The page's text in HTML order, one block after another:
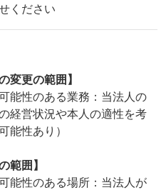
ください
変更の範囲】
能性のある業務：当法人の
経営状況や本人の適性を考
能性あり）
範囲】
能性のある場所：当法人が